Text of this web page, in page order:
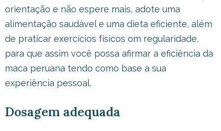
orientação e não espere mais, adote uma
alimentação saudável e uma dieta eficiente, além
de praticar exercícios físicos om regularidade,
para que assim você possa afirmar a eficiência da
maca peruana tendo como base a sua
experiência pessoal.
Dosagem adequada